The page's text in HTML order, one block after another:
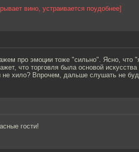
вино, устраивается поудобнее]
про эмоции тоже "сильно". Ясно, что
что торговля была основой
хило? Впрочем, дальше слушать не
гости!